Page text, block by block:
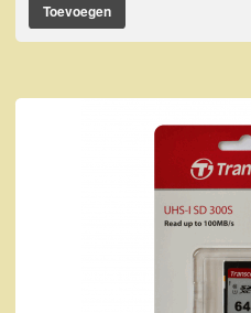
Toevoegen